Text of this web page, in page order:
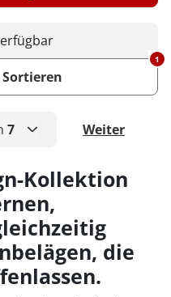
7
2
3
4
Weiter
1
Kollektion
die